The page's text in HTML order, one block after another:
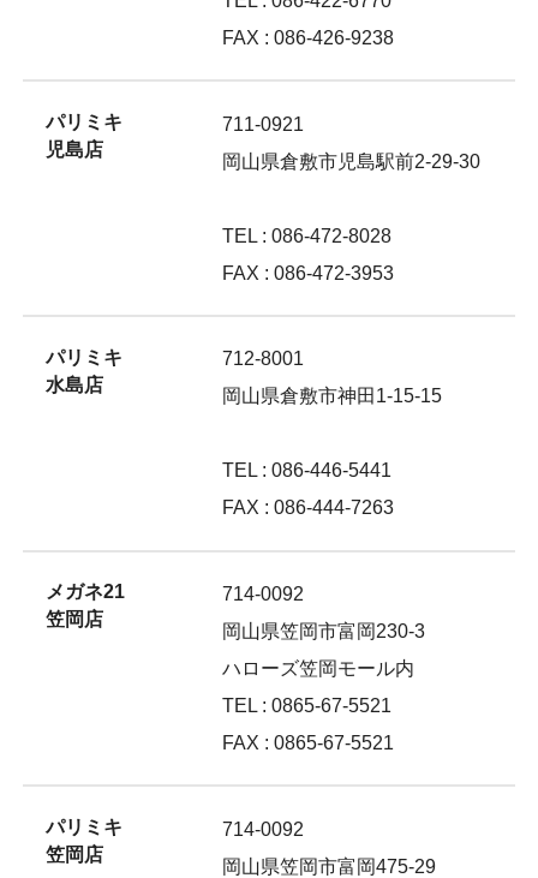
FAX : 086-426-9238
パリミキ
児島店
711-0921
岡山県倉敷市児島駅前2-29-30
TEL : 086-472-8028
FAX : 086-472-3953
パリミキ
水島店
712-8001
岡山県倉敷市神田1-15-15
TEL : 086-446-5441
FAX : 086-444-7263
メガネ21
笠岡店
714-0092
岡山県笠岡市富岡230-3
ハローズ笠岡モール内
TEL : 0865-67-5521
FAX : 0865-67-5521
パリミキ
笠岡店
714-0092
岡山県笠岡市富岡475-29